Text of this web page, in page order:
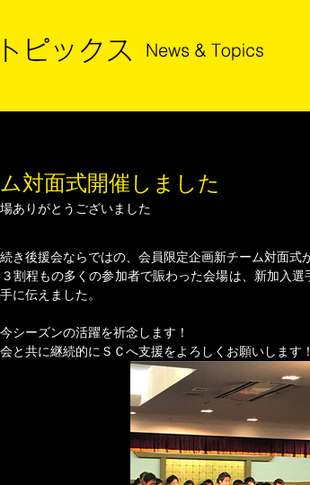
対面式開催しました
ありがとうございました
き後援会ならではの、会員限定企画新チーム対面式
割程もの多くの参加者で賑わった会場は、新加入
に伝えました。
シーズンの活躍を祈念します！
と共に継続的にＳＣへ支援をよろしくお願いします！